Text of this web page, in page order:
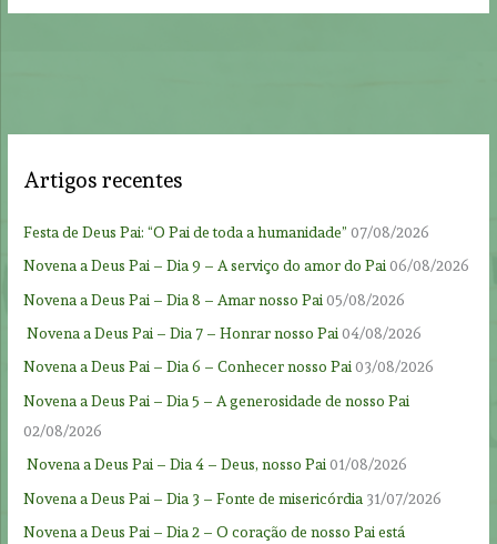
Artigos recentes
Festa de Deus Pai: “O Pai de toda a humanidade” 07/08/2026
Novena a Deus Pai – Dia 9 – A serviço do amor do Pai 06/08/2026
Novena a Deus Pai – Dia 8 – Amar nosso Pai 05/08/2026
Novena a Deus Pai – Dia 7 – Honrar nosso Pai 04/08/2026
Novena a Deus Pai – Dia 6 – Conhecer nosso Pai03/08/2026
Novena a Deus Pai – Dia 5 – A generosidade de nosso Pai
02/08/2026
Novena a Deus Pai – Dia 4 – Deus, nosso Pai01/08/2026
Novena a Deus Pai – Dia 3 – Fonte de misericórdia 31/07/2026
Novena a Deus Pai – Dia 2 – O coração de nosso Pai está